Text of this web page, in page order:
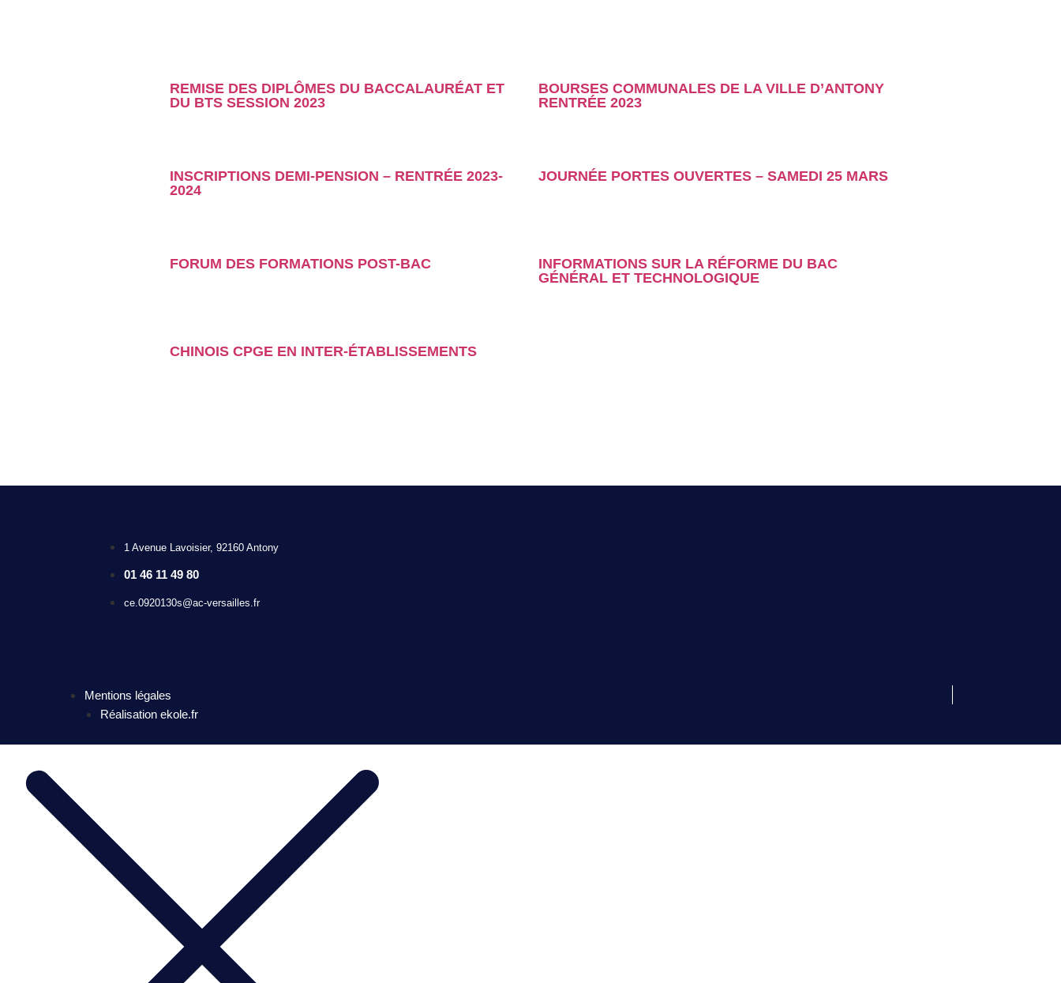
REMISE DES DIPLÔMES DU BACCALAURÉAT ET
DU BTS SESSION 2023
BOURSES COMMUNALES DE LA VILLE D’ANTONY
RENTRÉE 2023
INSCRIPTIONS DEMI-PENSION – RENTRÉE 2023-
2024
JOURNÉE PORTES OUVERTES – SAMEDI 25 MARS
FORUM DES FORMATIONS POST-BAC
INFORMATIONS SUR LA RÉFORME DU BAC
GÉNÉRAL ET TECHNOLOGIQUE
CHINOIS CPGE EN INTER-ÉTABLISSEMENTS
1 Avenue Lavoisier, 92160 Antony
01 46 11 49 80
ce.0920130s@ac-versailles.fr
Mentions légales
Réalisation ekole.fr